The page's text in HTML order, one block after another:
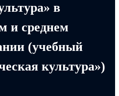
в
и среднем
(учебный
культура»)